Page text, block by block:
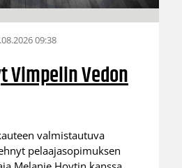
09:38
Vimpelin Vedon
valmistautuva
pelaajasopimuksen